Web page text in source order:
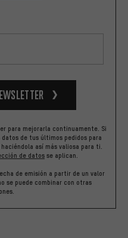
para mejorarla continuamente. Si
de tus últimos pedidos para
así más valiosa para ti.
de datos se aplican.
de emisión a partir de un valor
se puede combinar con otras